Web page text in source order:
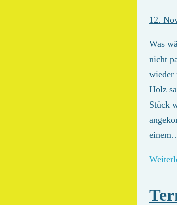
12.
Was
nicht
wieder
Holz
Stück